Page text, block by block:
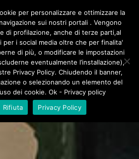
per personalizzare e ottimizzare la
sui nostri portali . Vengono
di profilazione, anche di terze parti,al
i social media oltre che per finalita'
di più, o modificare le impostazioni
eventualmente l’installazione),
Privacy Policy. Chiudendo il banner,
o selezionando un elemento del
dei cookie. Ok - Privacy policy
Rifiuta Privacy Policy